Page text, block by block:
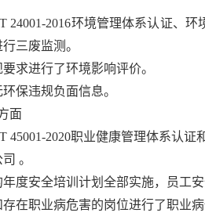
24001-2016环境管理体系认证、
三废监测。
求进行了环境影响评价。
保违规负面信息。
面
45001-2020职业健康管理体系认
。
度安全培训计划全部实施，员工
在职业病危害的岗位进行了职业